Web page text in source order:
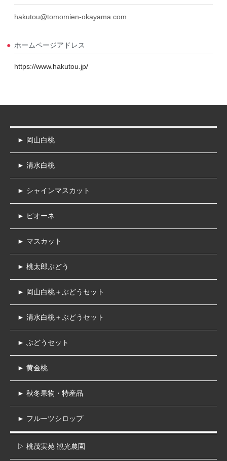
hakutou@tomomien-okayama.com
ホームページアドレス
https://www.hakutou.jp/
► 岡山白桃
► 清水白桃
► シャインマスカット
► ピオーネ
► マスカット
► 桃太郎ぶどう
► 岡山白桃＋ぶどうセット
► 清水白桃＋ぶどうセット
► ぶどうセット
► 黄金桃
► 秋冬果物・特産品
► フルーツシロップ
▷ 桃茂実苑 観光農園